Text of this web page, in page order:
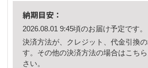
納期目安：
2026.08.01 9:45頃のお届け予定です。
決済方法が、クレジット、代金引換
す。その他の決済方法の場合はこちら
さい。